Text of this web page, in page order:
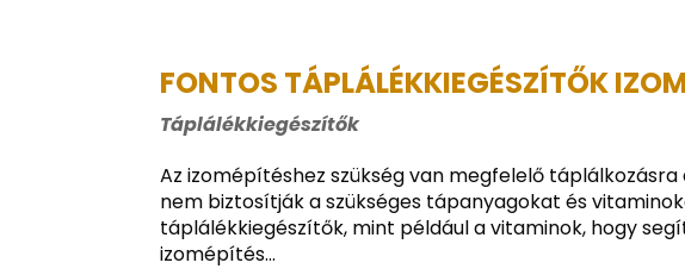
FONTOS TÁPLÁLÉKKIEGÉSZÍTŐK
Táplálékkiegészítők
Az izomépítéshez szükség van megfelelő
nem biztosítják a szükséges tápanyagokat és
táplálékkiegészítők, mint például a vitaminok, hogy
izomépítés...